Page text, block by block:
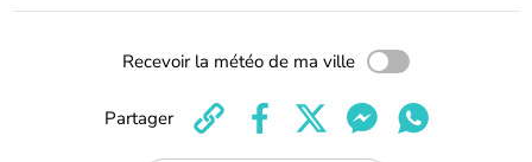
Recevoir la météo de ma ville
Partager